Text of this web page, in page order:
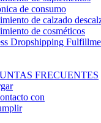
de consumo
de calzado
de cosméticos
Dropshipping
FRECUENTES
con